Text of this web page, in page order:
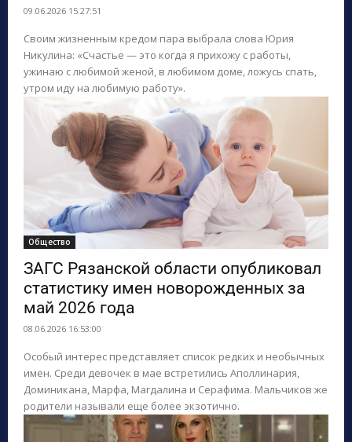
09.06.2026 15:27:51
Своим жизненным кредом пара выбрала слова Юрия
Никулина: «Счастье — это когда я прихожу с работы,
ужинаю с любимой женой, в любимом доме, ложусь спать,
утром иду на любимую работу».
Общество
ЗАГС Рязанской области опубликовал
статистику имен новорожденных за
май 2026 года
08.06.2026 16:53:00
Особый интерес представляет список редких и необычных
имен. Среди девочек в мае встретились Аполлинария,
Доминикана, Марфа, Магдалина и Серафима. Мальчиков же
родители называли еще более экзотично.